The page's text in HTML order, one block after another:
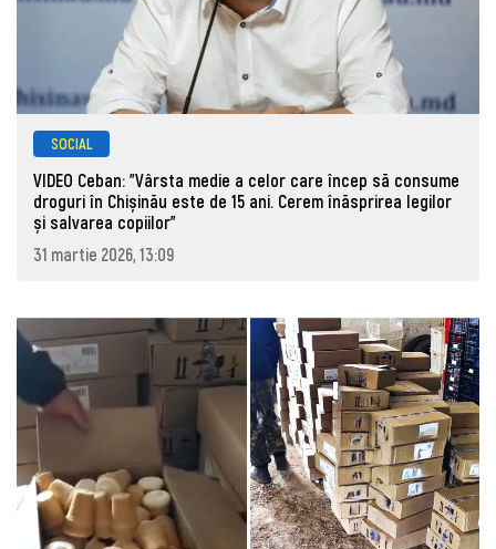
SOCIAL
VIDEO Ceban: "Vârsta medie a celor care încep să consume
droguri în Chișinău este de 15 ani. Cerem înăsprirea legilor
și salvarea copiilor"
31 martie 2026, 13:09